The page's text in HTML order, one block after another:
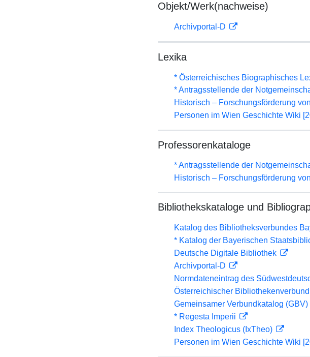
Objekt/Werk(nachweise)
Archivportal-D
Lexika
* Österreichisches Biographisches
* Antragsstellende der
Historisch – Forschungsförderung
Personen im Wien Geschichte Wiki
Professorenkataloge
* Antragsstellende der
Historisch – Forschungsförderung
Bibliothekskataloge und
Katalog des Bibliotheksverbundes
* Katalog der Bayerischen
Deutsche Digitale Bibliothek
Archivportal-D
Normdateneintrag des
Österreichischer
Gemeinsamer Verbundkatalog (GBV)
* Regesta Imperii
Index Theologicus (IxTheo)
Personen im Wien Geschichte Wiki